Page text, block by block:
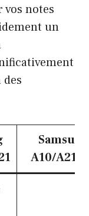
vos notes
un
Samsung
A10/A21s/